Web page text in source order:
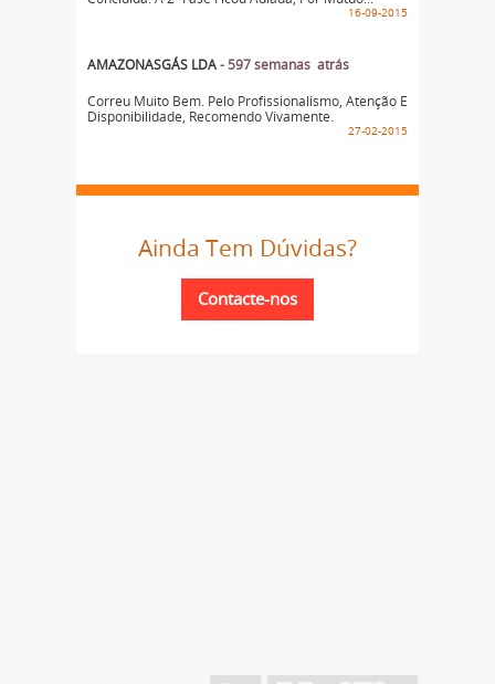
16-09-2015
AMAZONASGÁS LDA - 597 semanas atrás
Correu Muito Bem. Pelo Profissionalismo, Atenção E
Disponibilidade, Recomendo Vivamente.
27-02-2015
Ainda Tem Dúvidas?